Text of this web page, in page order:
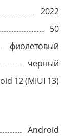
2022
50
фиолетовый
черный
Android 12 (MIUI 13)
Android